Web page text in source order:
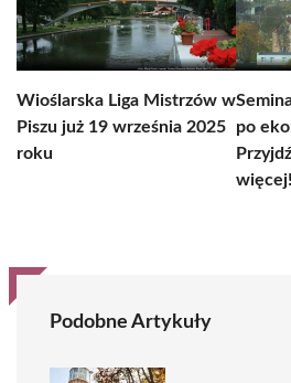
Wioślarska Liga Mistrzów w
Piszu już 19 września 2025
roku
po
więcej!
Podobne Artykuły